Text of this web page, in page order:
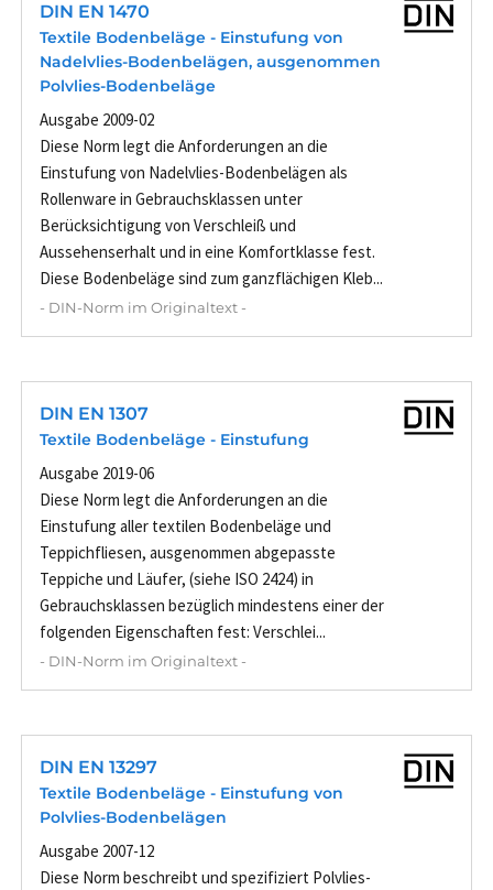
DIN EN 1470
Textile Bodenbeläge - Einstufung von
Nadelvlies-Bodenbelägen, ausgenommen
Polvlies-Bodenbeläge
Ausgabe 2009-02
Diese Norm legt die Anforderungen an die
Einstufung von Nadelvlies-Bodenbelägen als
Rollenware in Gebrauchsklassen unter
Berücksichtigung von Verschleiß und
Aussehenserhalt und in eine Komfortklasse fest.
Diese Bodenbeläge sind zum ganzflächigen Kleb...
- DIN-Norm im Originaltext -
DIN EN 1307
Textile Bodenbeläge - Einstufung
Ausgabe 2019-06
Diese Norm legt die Anforderungen an die
Einstufung aller textilen Bodenbeläge und
Teppichfliesen, ausgenommen abgepasste
Teppiche und Läufer, (siehe ISO 2424) in
Gebrauchsklassen bezüglich mindestens einer der
folgenden Eigenschaften fest: Verschlei...
- DIN-Norm im Originaltext -
DIN EN 13297
Textile Bodenbeläge - Einstufung von
Polvlies-Bodenbelägen
Ausgabe 2007-12
Diese Norm beschreibt und spezifiziert Polvlies-